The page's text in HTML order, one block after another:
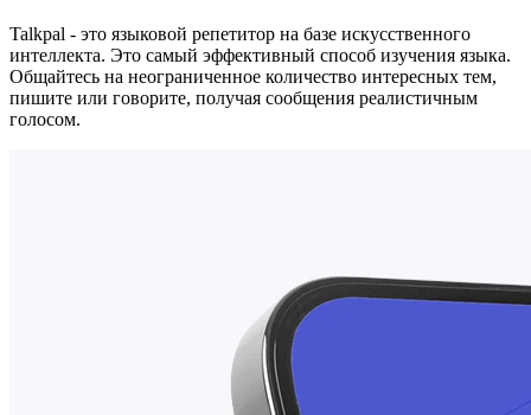
Talkpal - это языковой репетитор на базе искусственного
интеллекта. Это самый эффективный способ изучения языка.
Общайтесь на неограниченное количество интересных тем,
пишите или говорите, получая сообщения реалистичным
голосом.